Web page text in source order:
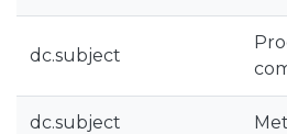
dc.subject
dc.subject